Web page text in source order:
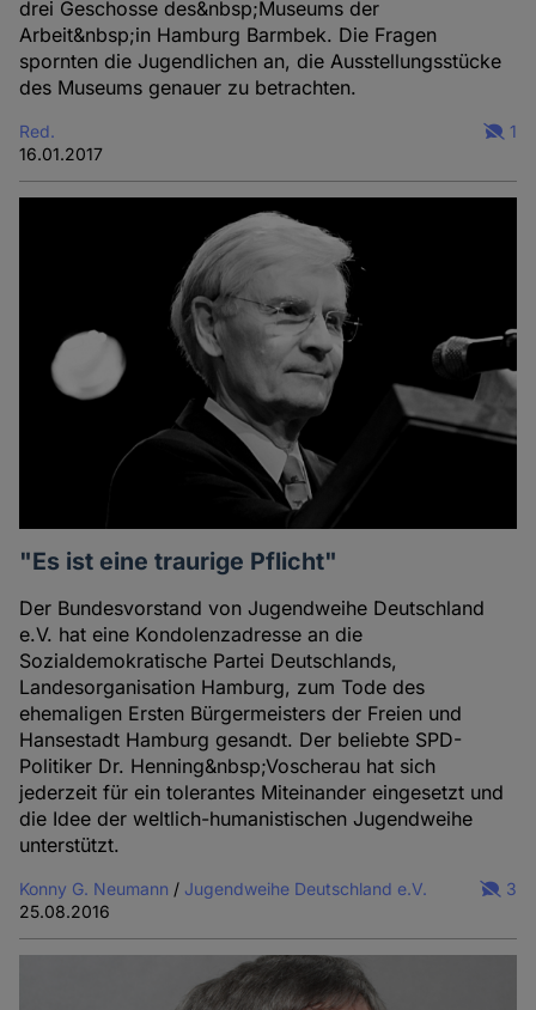
drei Geschosse des&nbsp;Museums der
Arbeit&nbsp;in Hamburg Barmbek. Die Fragen
spornten die Jugendlichen an, die Ausstellungsstücke
des Museums genauer zu betrachten.
Red.
16.01.2017
1
"Es ist eine traurige Pflicht"
Der Bundesvorstand von Jugendweihe Deutschland
e.V. hat eine Kondolenzadresse an die
Sozialdemokratische Partei Deutschlands,
Landesorganisation Hamburg, zum Tode des
ehemaligen Ersten Bürgermeisters der Freien und
Hansestadt Hamburg gesandt. Der beliebte SPD-
Politiker Dr. Henning&nbsp;Voscherau hat sich
jederzeit für ein tolerantes Miteinander eingesetzt und
die Idee der weltlich-humanistischen Jugendweihe
unterstützt.
Konny G. Neumann / Jugendweihe Deutschland e.V.
25.08.2016
3